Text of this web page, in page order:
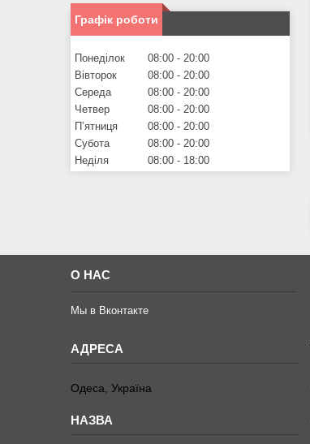
Графік роботи
Понеділок 08:00
20:00
Вівторок
08:00
20:00
Середа
08:00
20:00
Четвер
08:00
20:00
Пʼятниця
08:00
20:00
Субота
08:00
20:00
Неділя
08:00 18:00
О НАС
Мы в Вконтакте
Одеса, Україна